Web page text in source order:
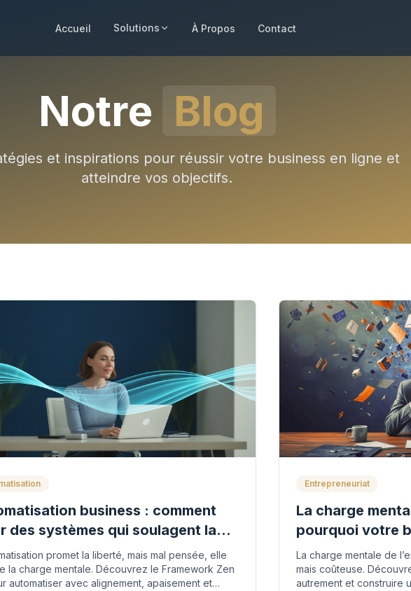
Accueil Solutions À Propos Contact
Notre Blog
et inspirations pour réussir votre business en ligne et
atteindre vos objectifs.
business : comment
des systèmes qui soulagent la
mentale (sans déshumaniser
activité)
promet la liberté, mais mal pensée, elle
la charge mentale. Découvrez le Framework Zen
automatiser avec alignement, apaisement et
Entrepreneuriat
La charge
pourquoi votre
(et comment
La charge mentale de
mais coûteuse.
autrement et construire